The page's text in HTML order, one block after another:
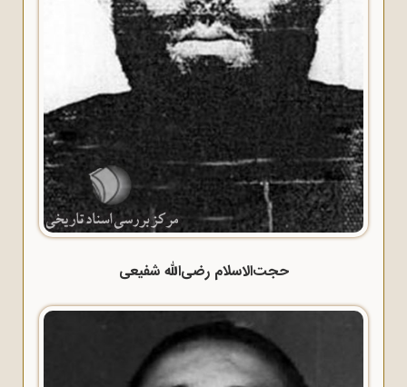
حجت‌الاسلام رضی‌الله شفیعی